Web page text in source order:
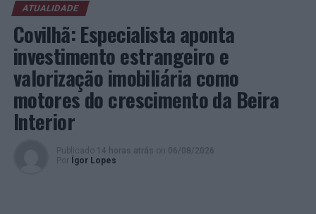
A Divisão de Segurança Aeroportuária, no dia 13 de
setembro, pelas 20h00, um homem, de 25 anos, foi
constituído arguido, por ser suspeito da prática do
crime de falsas declarações.
Em ação de fiscalização, os Polícias perceberam que o
condutor, ao apresentar a documentação que lhe foi
requerida, em ato semelhante que remonta a janeiro de
de origem, sendo-lhe entregue guia de substituição de
ATUALIDADE
Covilhã: Especialista aponta
investimento estrangeiro e
valorização imobiliária como
motores do crescimento da Beira
Interior
Publicado 14 horas atrás on 06/08/2026
Por
Ígor Lopes